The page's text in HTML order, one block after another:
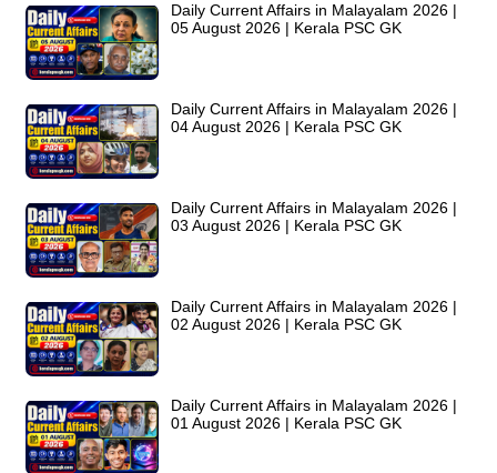
Daily Current Affairs in Malayalam 2026 |
05 August 2026 | Kerala PSC GK
Daily Current Affairs in Malayalam 2026 |
04 August 2026 | Kerala PSC GK
Daily Current Affairs in Malayalam 2026 |
03 August 2026 | Kerala PSC GK
Daily Current Affairs in Malayalam 2026 |
02 August 2026 | Kerala PSC GK
Daily Current Affairs in Malayalam 2026 |
01 August 2026 | Kerala PSC GK